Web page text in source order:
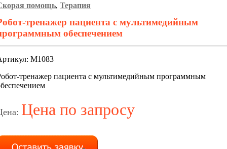
помощь, Терапия
тренажер пациента с мультимедийным
обеспечением
М1083
тренажер пациента с мультимедийным программным
Цена по запросу